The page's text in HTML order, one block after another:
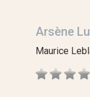
Arsène
Maurice